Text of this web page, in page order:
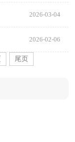
2026-03-04
2026-02-06
尾页